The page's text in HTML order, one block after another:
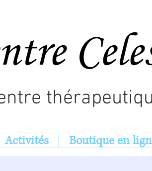
Activités Boutique en